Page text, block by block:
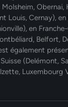
Obernai,
Louis, Cernay),
en
Belfort,
également
(Delémont,
Luxembourg